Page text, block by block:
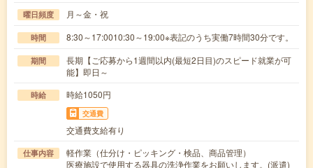
曜日頻度 月～金・祝
時間 8:30～17:0010:30～19:00※表記のうち実働7時間30分です。
期間
長期【ご応募から1週間以内(最短2日目)のスピード就業が可
能】即日～
時給 時給1050円
交通費
交通費支給有り
仕事内容
軽作業（仕分け・ピッキング・検品、商品管理）
医療施設で使用する器具の洗浄作業をお願いします。(派遣)